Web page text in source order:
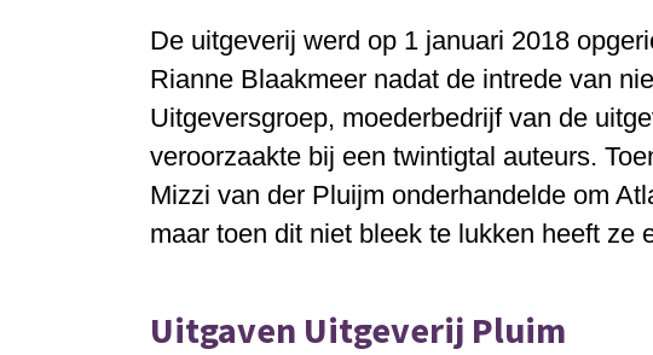
De uitgeverij werd op 1 januari 2018
Rianne Blaakmeer nadat de intrede van
Uitgeversgroep, moederbedrijf van de
veroorzaakte bij een twintigtal auteurs.
Mizzi van der Pluijm onderhandelde om
maar toen dit niet bleek te lukken heeft ze
Uitgaven Uitgeverij Pluim